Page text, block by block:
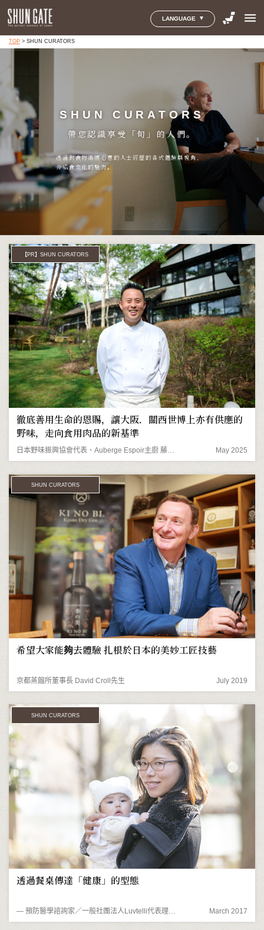
LANGUAGE menu
TOP> SHUN CURATORS
SHUN CURATORS
帶您認識享受「旬」的人們。
透過對食物滿懷心意的人士經歷的各式體驗與視角，
介紹食文化的魅力。
【PR】SHUN CURATORS
徹底善用生命的恩賜，讓大阪．關西世博上亦有供應的
野味，走向食用肉品的新基準
日本野味振興協會代表、Auberge Espoir主廚 藤木德彥先生 May 2025
SHUN CURATORS
希望大家能夠去體驗 扎根於日本的美妙工匠技藝
京都蒸餾所董事長 David Croll先生 July 2019
SHUN CURATORS
透過餐桌傳達「健康」的型態
― 預防醫學諮詢家／一般社團法人Luvtelli代表理事細川桃 March 2017